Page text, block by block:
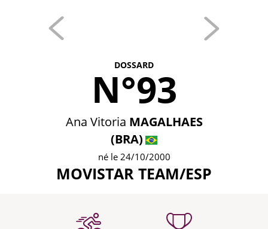
DOSSARD
N°93
Ana Vitoria MAGALHAES
(BRA)
né le 24/10/2000
MOVISTAR TEAM/ESP